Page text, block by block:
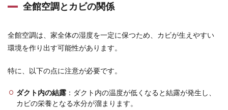
ルー
ト保
ネル
供の
教育
全館空調とカビの関係
全館空調は、家全体の湿度を一定に保つため、カビが生えやすい
環境を作り出す可能性があります。
特に、以下の点に注意が必要です。
ダクト内の結露 ：ダクト内の温度が低くなると結露が発生し、
カビの栄養となる水分が溜まります。